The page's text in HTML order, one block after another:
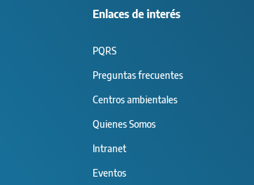
Enlaces de interés
PQRS
Preguntas frecuentes
Centros ambientales
Quienes Somos
Intranet
Eventos